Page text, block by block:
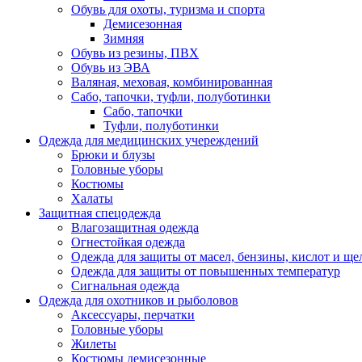
Обувь для охоты, туризма и спорта
Демисезонная
Зимняя
Обувь из резины, ПВХ
Обувь из ЭВА
Валяная, меховая, комбинированная
Сабо, тапочки, туфли, полуботинки
Сабо, тапочки
Туфли, полуботинки
Одежда для медицинских учереждений
Брюки и блузы
Головные уборы
Костюмы
Халаты
Защитная спецодежда
Влагозащитная одежда
Огнестойкая одежда
Одежда для защиты от масел, бензины, кислот и
Одежда для защиты от повышенных температур
Сигнальная одежда
Одежда для охотников и рыболовов
Аксессуары, перчатки
Головные уборы
Жилеты
Костюмы демисезонные